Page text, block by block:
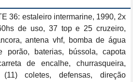
36: estaleiro intermarine, 1990, 2x
de uso, 37 top e 25 cruzeiro,
antena vhf, bomba de água
porão, baterias, bússola, capota
de encalhe, churrasqueira,
coletes, defensas, direção